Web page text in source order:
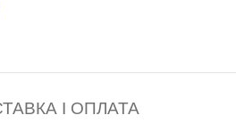
Шкільний словник
І ОПЛАТА